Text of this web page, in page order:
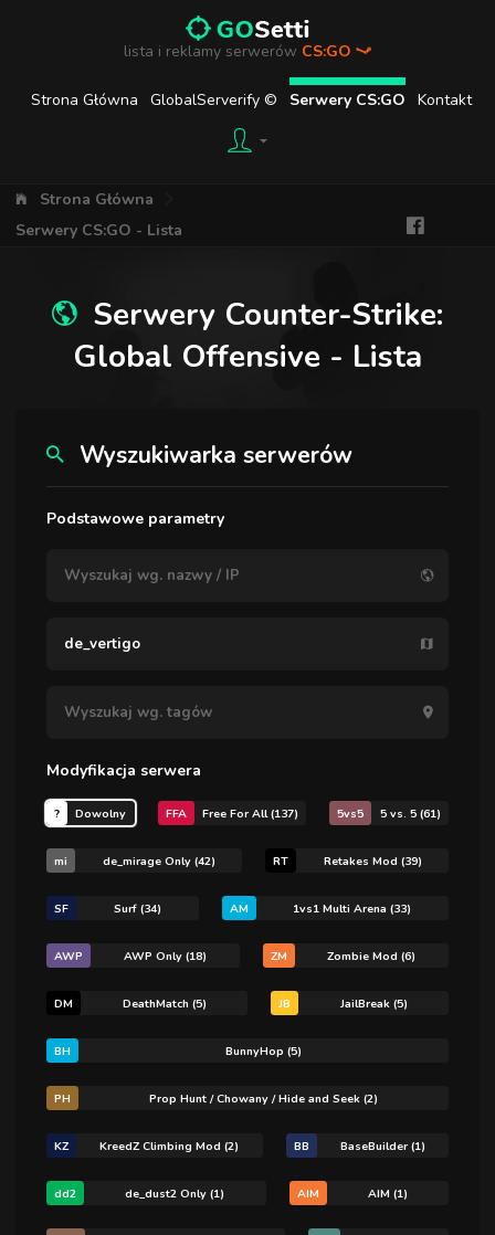
lista i reklamy serwerów CS:GO
Strona Główna GlobalServerify © Serwery CS:GO Kontakt
Strona Główna
Serwery CS:GO - Lista
Serwery Counter-Strike:
Global Offensive - Lista
Wyszukiwarka serwerów
Podstawowe parametry
Modyfikacja serwera
? Dowolny FFA Free For All (137) 5vs5 5 vs. 5 (61)
mi de_mirage Only (42) RT Retakes Mod (39)
SF Surf (34) AM 1vs1 Multi Arena (33)
AWP AWP Only (18) ZM Zombie Mod (6)
DM DeathMatch (5) JB JailBreak (5)
BH BunnyHop (5)
PH Prop Hunt / Chowany / Hide and Seek (2)
KZ KreedZ Climbing Mod (2) BB BaseBuilder (1)
dd2 de_dust2 Only (1) AIM AIM (1)